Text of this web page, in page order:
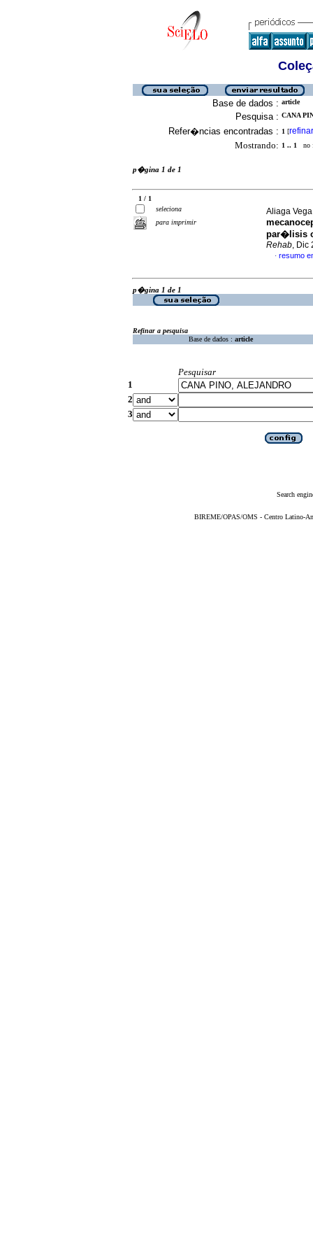
Base de dados : article
Pesquisa : CANA
Refer�ncias encontradas : 1 [refinar
Mostrando: 1 .. 1 no
p�gina 1 de 1
1 / 1
seleciona
para imprimir
Aliaga
par�lisis
Rehab, Dic
· resumo
p�gina 1 de 1
Refinar a pesquisa
Base de dados : article
Pesquisar
1
2
3
Search
BIREME/OPAS/OMS - Centro Latino-